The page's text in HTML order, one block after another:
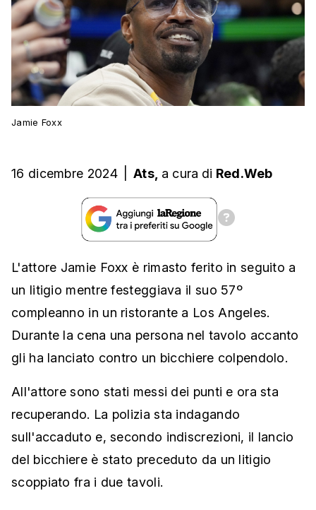
Jamie Foxx
16 dicembre 2024 Ats, a cura di Red.Web
L'attore Jamie Foxx è rimasto ferito in seguito a
un litigio mentre festeggiava il suo 57º
compleanno in un ristorante a Los Angeles.
Durante la cena una persona nel tavolo accanto
gli ha lanciato contro un bicchiere colpendolo.
All'attore sono stati messi dei punti e ora sta
recuperando. La polizia sta indagando
sull'accaduto e, secondo indiscrezioni, il lancio
del bicchiere è stato preceduto da un litigio
scoppiato fra i due tavoli.